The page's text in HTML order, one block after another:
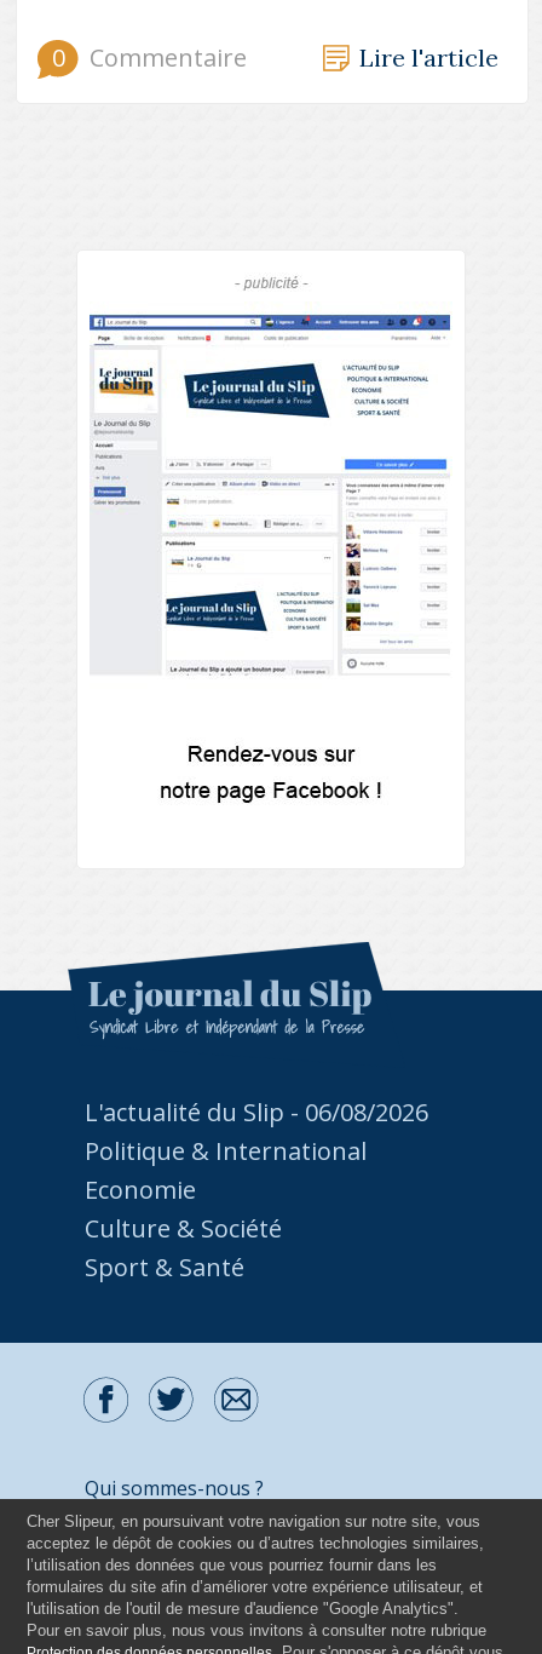
Cher Slipeur, en poursuivant votre navigation sur notre site, vous
acceptez le dépôt de cookies ou d’autres technologies similaires,
l’utilisation des données que vous pourriez fournir dans les
formulaires du site afin d’améliorer votre expérience utilisateur, et
l'utilisation de l'outil de mesure d'audience "Google Analytics".
Pour en savoir plus, nous vous invitons à consulter notre rubrique
0 Commentaire Lire l'article
L'actualité du Slip - 06/08/2026
Politique & International
Economie
Culture & Société
Sport & Santé
Qui sommes-nous ?
Contactez-nous
Mentions légales
Politique de protection des données
Tous droits réservés - 2026